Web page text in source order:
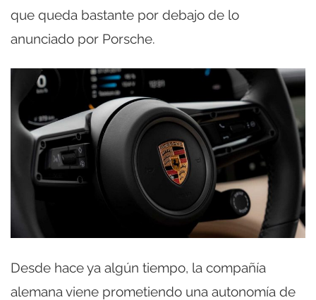
que queda bastante por debajo de lo
anunciado por Porsche.
Desde hace ya algún tiempo, la compañía
alemana viene prometiendo una autonomía de